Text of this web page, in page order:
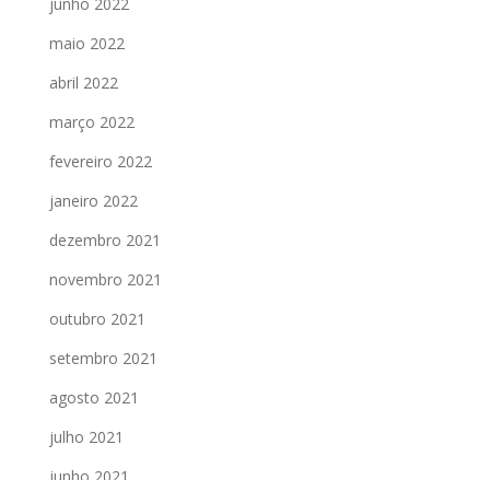
maio 2022
abril 2022
março 2022
fevereiro 2022
janeiro 2022
dezembro 2021
novembro 2021
outubro 2021
setembro 2021
agosto 2021
julho 2021